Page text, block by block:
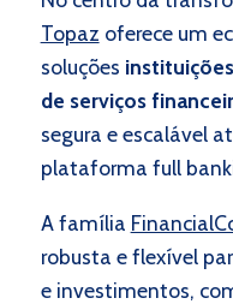
Topaz oferece um
soluções
de serviços
segura e escalável
plataforma full
A família
robusta e flexível
e investimentos,